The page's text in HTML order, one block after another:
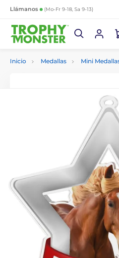
Llámanos (Mo-Fr 9-18, Sa 9-13)
Inicio Medallas Mini